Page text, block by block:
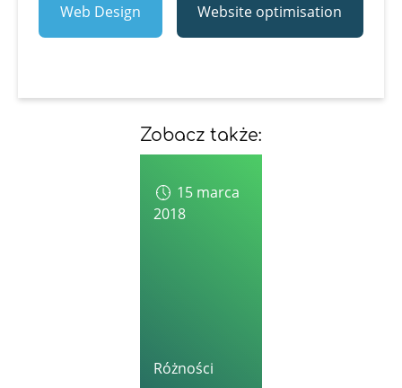
Web Design Website optimisation
Zobacz także:
15 marca
2018
Różności